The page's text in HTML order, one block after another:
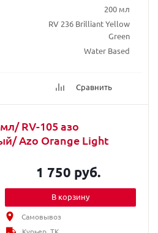
200 мл
RV 236 Brilliant Yellow
Green
Water Based
Сравнить
RV-105 азо
Azo Orange Light
1 750 руб.
В корзину
Самовывоз